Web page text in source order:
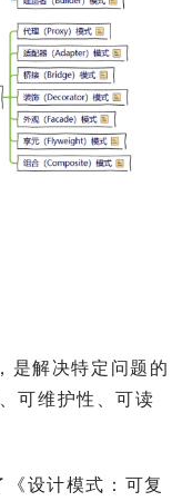
解决特定问题的
可维护性、可读
设计模式：可复